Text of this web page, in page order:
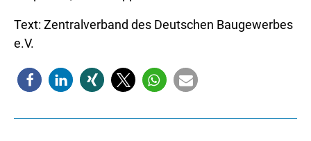
Text: Zentralverband des Deutschen Baugewerbes
e.V.